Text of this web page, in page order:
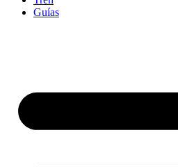
Guías